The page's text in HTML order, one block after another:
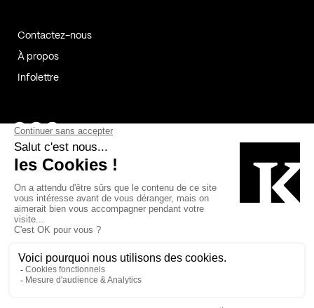
Contactez-nous
À propos
Infolettre
Page Facebook de Kollectif
Page Instagram de Kollectif
Page Linkedin de Kollectif
Bâtiment-Durable-Québec-1
Esquisses-1
MP-1 v2com-1